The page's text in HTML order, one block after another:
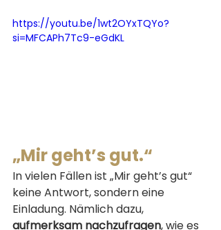
https://youtu.be/1wt2OYxTQYo?
si=MFCAPh7Tc9-eGdKL
„Mir geht’s gut.“
In vielen Fällen ist „Mir geht’s gut“
keine Antwort, sondern eine
Einladung. Nämlich dazu,
aufmerksam nachzufragen, wie es